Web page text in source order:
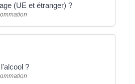
(UE et étranger) ?
?